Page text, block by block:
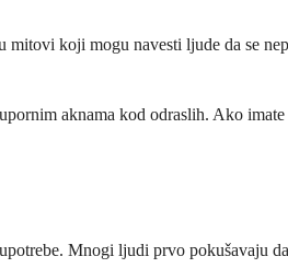
koji mogu navesti ljude da se
aknama kod odraslih. Ako
Mnogi ljudi prvo pokušavaju